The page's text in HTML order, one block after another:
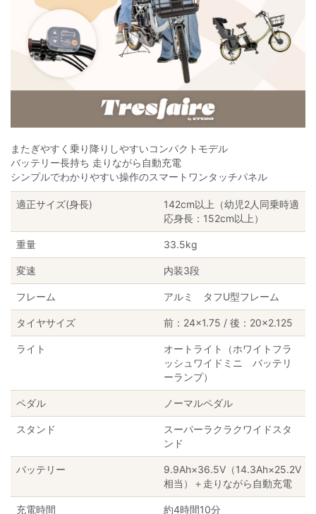
またぎやすく乗り降りしやすいコンパクトモデル
バッテリー長持ち 走りながら自動充電
シンプルでわかりやすい操作のスマートワンタッチパネル
適正サイズ(身長)
142cm以上（幼児2人同乗時適
応身長：152cm以上）
重量 33.5kg
変速 内装3段
フレーム アルミ タフU型フレーム
タイヤサイズ 前：24×1.75 / 後：20×2.125
ライト
オートライト（ホワイトフラ
ッシュワイドミニ バッテリ
ーランプ）
ペダル ノーマルペダル
スタンド
スーパーラクラクワイドスタ
ンド
バッテリー
9.9Ah×36.5V（14.3Ah×25.2V
相当）＋走りながら自動充電
充電時間 約4時間10分